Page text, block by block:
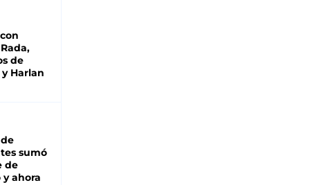
de
Harlan
sumó
de
y ahora